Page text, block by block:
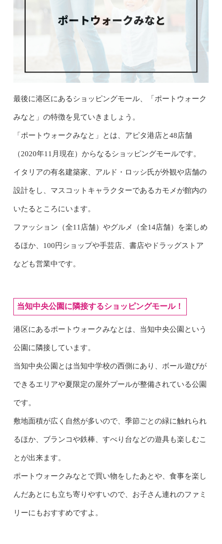
最後に港区にあるショッピングモール、「ポートウォーク
みなと」の特徴を見ていきましょう。
「ポートウォークみなと」とは、アピタ港店と48店舗
（2020年11月現在）からなるショッピングモールです。
イタリアの有名建築家、アルド・ロッシ氏が外観や店舗の
設計をし、マスコットキャラクターであるカモメが館内の
いたるところにいます。
ファッション（全11店舗）やグルメ（全14店舗）を楽しめ
るほか、100円ショップや手芸店、書店やドラッグストア
なども営業中です。
当知中央公園に隣接するショッピングモール！
港区にあるポートウォークみなとは、当知中央公園という
公園に隣接しています。
当知中央公園とは当知中学校の西側にあり、ボール遊びが
できるエリアや夏限定の屋外プールが整備されている公園
です。
敷地面積が広く自然が多いので、季節ごとの緑に触れられ
るほか、ブランコや鉄棒、すべり台などの遊具も楽しむこ
とが出来ます。
ポートウォークみなとで買い物をしたあとや、食事を楽し
んだあとにも立ち寄りやすいので、お子さん連れのファミ
リーにもおすすめですよ。